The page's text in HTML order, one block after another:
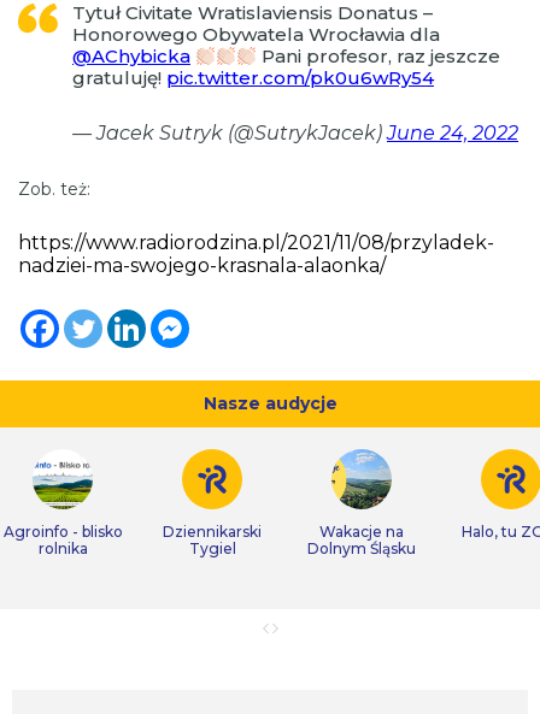
Tytuł Civitate Wratislaviensis Donatus –
Honorowego Obywatela Wrocławia dla
@AChybicka
Pani profesor, raz jeszcze
gratuluję! pic.twitter.com/pk0u6wRy54
— Jacek Sutryk (@SutrykJacek)June 24, 2022
Zob. też:
https://www.radiorodzina.pl/2021/11/08/przyladek-
nadziei-ma-swojego-krasnala-alaonka/
Nasze audycje
Agroinfo - blisko
rolnika
Dziennikarski
Tygiel
Wakacje na
Dolnym Śląsku
Halo, tu